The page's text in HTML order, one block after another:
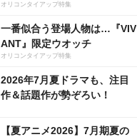
オリコンタイアップ特集
一番似合う登場人物は…『VIV
ANT』限定ウオッチ
オリコンタイアップ特集
2026年7月夏ドラマも、注目
作＆話題作が勢ぞろい！
【夏アニメ2026】7月期夏の